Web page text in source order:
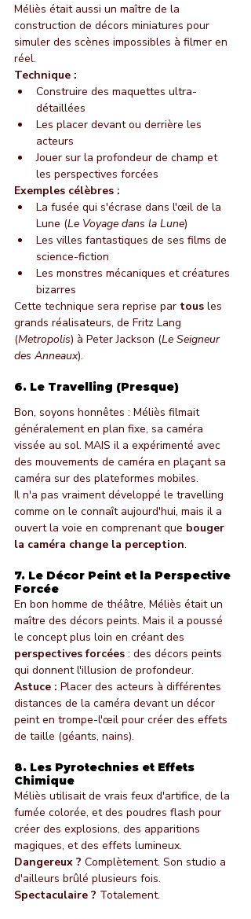
Méliès était aussi un maître de la
construction de décors miniatures pour
simuler des scènes impossibles à filmer en
réel.
Technique :
Construire des maquettes ultra-
détaillées
Les placer devant ou derrière les
acteurs
Jouer sur la profondeur de champ et
les perspectives forcées
Exemples célèbres :
La fusée qui s'écrase dans l'œil de la
Lune (Le Voyage dans la Lune)
Les villes fantastiques de ses films de
science-fiction
Les monstres mécaniques et créatures
bizarres
Cette technique sera reprise par tous les
grands réalisateurs, de Fritz Lang
(Metropolis) à Peter Jackson (Le Seigneur
des Anneaux).
6. Le Travelling (Presque)
Bon, soyons honnêtes : Méliès filmait
généralement en plan fixe, sa caméra
vissée au sol. MAIS il a expérimenté avec
des mouvements de caméra en plaçant sa
caméra sur des plateformes mobiles.
Il n'a pas vraiment développé le travelling
comme on le connaît aujourd'hui, mais il a
ouvert la voie en comprenant que bouger
la caméra change la perception.
7. Le Décor Peint et la Perspective
Forcée
En bon homme de théâtre, Méliès était un
maître des décors peints. Mais il a poussé
le concept plus loin en créant des
perspectives forcées : des décors peints
qui donnent l'illusion de profondeur.
Astuce : Placer des acteurs à différentes
distances de la caméra devant un décor
peint en trompe-l'œil pour créer des effets
de taille (géants, nains).
8. Les Pyrotechnies et Effets
Chimique
Méliès utilisait de vrais feux d'artifice, de la
fumée colorée, et des poudres flash pour
créer des explosions, des apparitions
magiques, et des effets lumineux.
Dangereux ? Complètement. Son studio a
d'ailleurs brûlé plusieurs fois.
Spectaculaire ? Totalement.